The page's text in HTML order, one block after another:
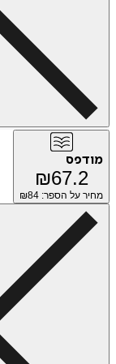
מודפס
₪67.2
מחיר על הספר: ₪ 84